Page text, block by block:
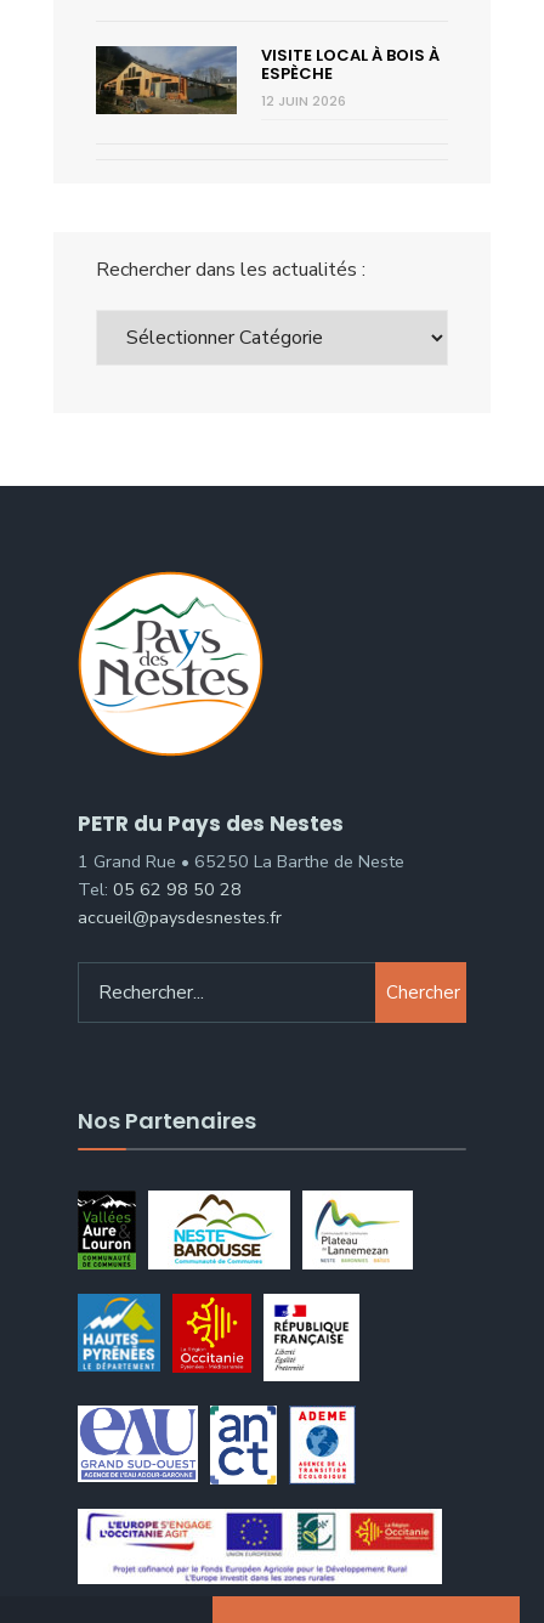
VISITE LOCAL À BOIS À
ESPÈCHE
12 JUIN 2026
Rechercher dans les actualités :
PETR du Pays des Nestes
1 Grand Rue • 65250 La Barthe de Neste
Tel: 05 62 98 50 28
accueil@paysdesnestes.fr
Chercher
Nos Partenaires